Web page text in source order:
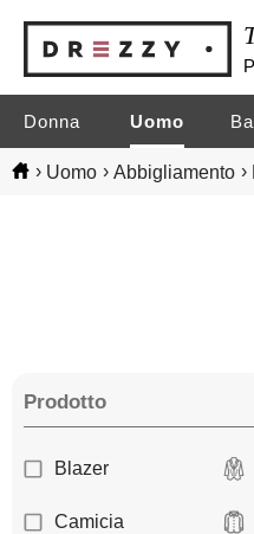
Donna Uomo
› Uomo › Abbigliamento ›
Prodotto
Blazer
Camicia